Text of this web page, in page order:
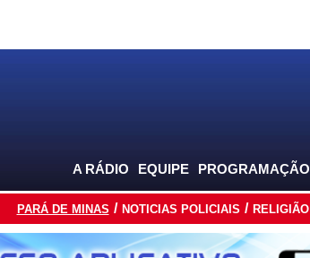
A RÁDIO EQUIPE PROGRAMAÇÃO
PARÁ DE MINAS NOTICIAS POLICIAIS RELIGIÃO